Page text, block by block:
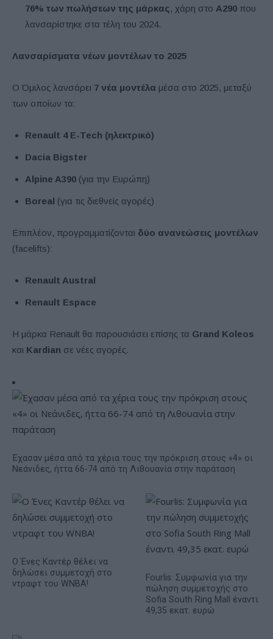
76% των πωλήσεων της μάρκας , χάρη στο A290 που
λανσαρίστηκε στα τέλη του 2024.
Λανσαρίσματα νέων μοντέλων το 2025
Ο Όμιλος λανσάρει 7 νέα μοντέλα μέσα στο 2025, μεταξύ
των οποίων τα:
Renault 4 E-Tech (ηλεκτρικό)
Dacia Bigster
Alpine A390 (για την Ευρώπη)
Boreal (για τις διεθνείς αγορές)
Επιπλέον, προγραμματίζονται δύο ανανεώσεις μοντέλων
(facelifts):
Renault Austral
Renault Espace
Η μάρκα Renault θα παρουσιάσει επίσης τα Grand Koleos
και Kardian σε νέες αγορές.
Έχασαν μέσα από τα χέρια τους την πρόκριση στους «4» οι
Νεάνιδες, ήττα 66-74 από τη Λιθουανία στην παράταση
Ο Ένες Καντέρ θέλει να
δηλώσει συμμετοχή στο
ντραφτ του WNBA!
Fourlis: Συμφωνία για την
πώληση συμμετοχής στο
Sofia South Ring Mall έναντι
49,35 εκατ. ευρώ